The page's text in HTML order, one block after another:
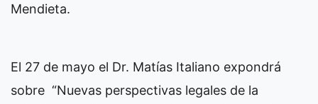
Mendieta.
El 27 de mayo el Dr. Matías Italiano expondrá
sobre “Nuevas perspectivas legales de la